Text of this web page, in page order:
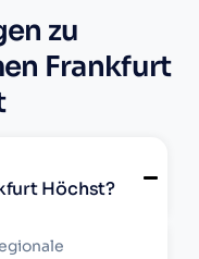
zu
Frankfurt
Höchst?